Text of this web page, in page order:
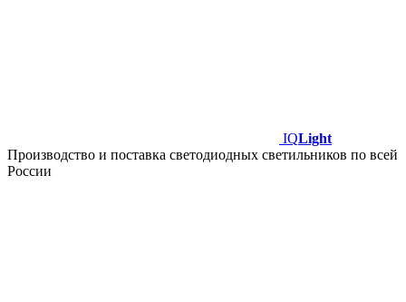
IQLight
Производство и поставка светодиодных светильников по всей
России